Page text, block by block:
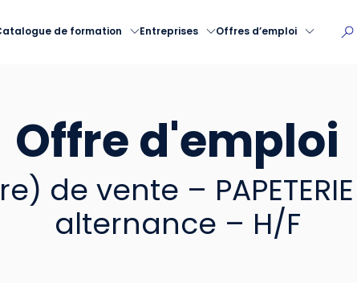
de formation Entreprises Offres d’emploi
Offre d'emploi
de vente – PAPETERIE
alternance – H/F